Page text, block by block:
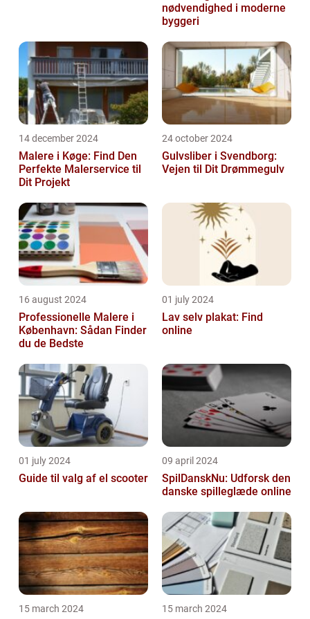
nødvendighed i moderne
byggeri
14 december 2024
Malere i Køge: Find Den
Perfekte Malerservice til
Dit Projekt
24 october 2024
Gulvsliber i Svendborg:
Vejen til Dit Drømmegulv
16 august 2024
Professionelle Malere i
København: Sådan Finder
du de Bedste
01 july 2024
Lav selv plakat: Find
online
01 july 2024
Guide til valg af el scooter
09 april 2024
SpilDanskNu: Udforsk den
danske spilleglæde online
15 march 2024 15 march 2024